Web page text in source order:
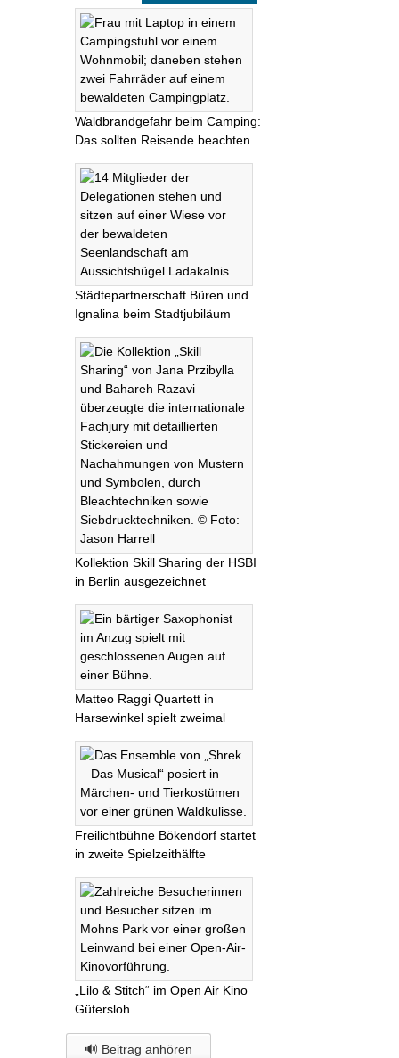
Waldbrandgefahr beim Camping:
Das sollten Reisende beachten
Städtepartnerschaft Büren und
Ignalina beim Stadtjubiläum
Kollektion Skill Sharing der HSBI
in Berlin ausgezeichnet
Matteo Raggi Quartett in
Harsewinkel spielt zweimal
Freilichtbühne Bökendorf startet
in zweite Spielzeithälfte
„Lilo & Stitch“ im Open Air Kino
Gütersloh
🔊 Beitrag anhören